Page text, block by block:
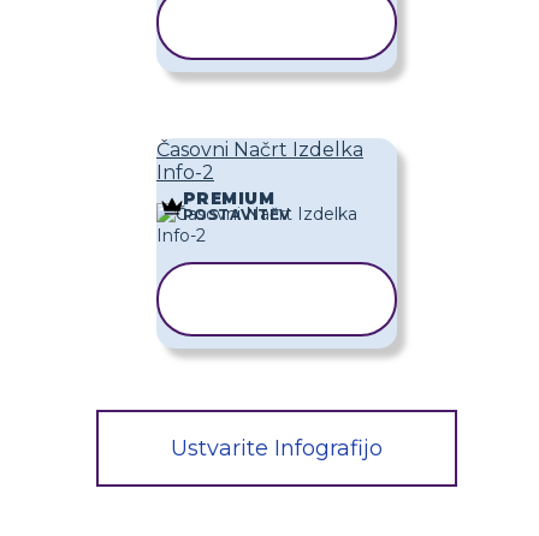
Časovni Načrt Izdelka
Info-2
PREMIUM
POSTAVITEV
Ustvarite Infografijo